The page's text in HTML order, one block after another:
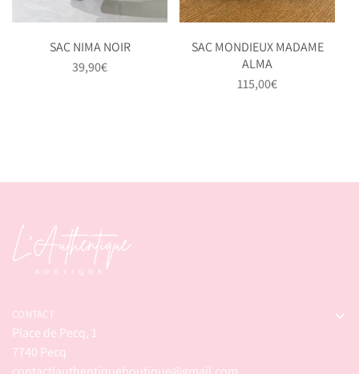
SAC NIMA NOIR
39,90€
SAC MONDIEUX MADAME
ALMA
115,00€
CONTACT
Place de Pecq, 1
7740 Pecq